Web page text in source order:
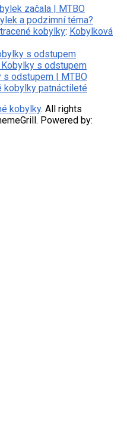
začala | MTBO
a podzimní téma?
kobylky: Kobylková
s odstupem
s odstupem
s odstupem | MTBO
kobylky patnáctileté
kobylky. All rights
Powered by: